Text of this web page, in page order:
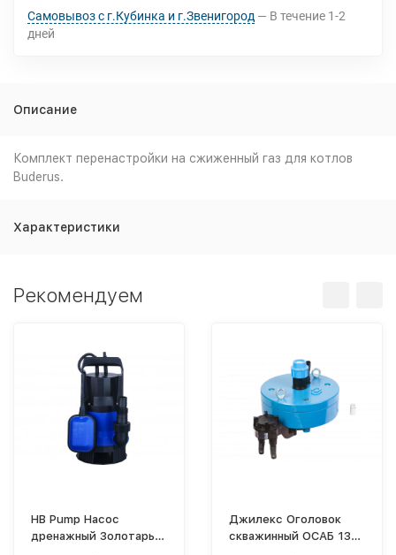
Самовывоз с г.Кубинка и г.Звенигород В течение 1-2
дней
Описание
Комплект перенастройки на сжиженный газ для котлов
Buderus.
Характеристики
Рекомендуем
HB Pump Насос
дренажный Золотарь
Джилекс Оголовок
скважинный ОСАБ 130-